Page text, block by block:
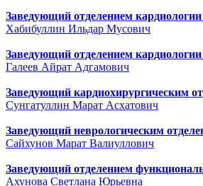
Заведующий отделением
Хабибуллин Ильдар Мусович
Заведующий отделением
Галеев Айрат Адгамович
Заведующий кардиохирургическим
Сунгатуллин Марат Асхатович
Заведующий неврологическим
Сайхунов Марат Валиуллович
Заведующий отделением
Ахунова Светлана Юрьевна